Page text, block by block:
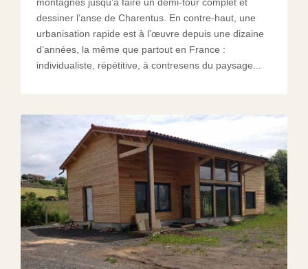
montagnes jusqu’à faire un demi-tour complet et
dessiner l’anse de Charentus. En contre-haut, une
urbanisation rapide est à l’œuvre depuis une dizaine
d’années, la même que partout en France :
individualiste, répétitive, à contresens du paysage...